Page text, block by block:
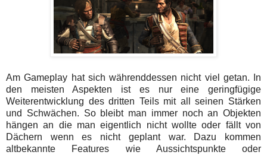
Am Gameplay hat sich währenddessen nicht viel getan. In
den meisten Aspekten ist es nur eine geringfügige
Weiterentwicklung des dritten Teils mit all seinen Stärken
und Schwächen. So bleibt man immer noch an Objekten
hängen an die man eigentlich nicht wollte oder fällt von
Dächern wenn es nicht geplant war. Dazu kommen
altbekannte Features wie Aussichtspunkte oder